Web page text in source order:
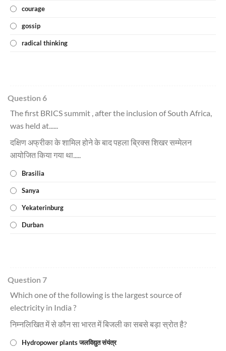
courage
gossip
radical thinking
Question 6
The first BRICS summit , after the inclusion of South Africa,
was held at......
दक्षिण अफ्रीका के शामिल होने के बाद पहला ब्रिक्स शिखर सम्मेलन
आयोजित किया गया था.....
Brasilia
Sanya
Yekaterinburg
Durban
Question 7
Which one of the following is the largest source of
electricity in India ?
निम्नलिखित में से कौन सा भारत में बिजली का सबसे बड़ा स्रोत है?
Hydropower plants जलविद्युत संयंत्र